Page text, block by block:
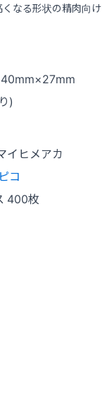
なる形状の精肉向け
)
イヒメアカ
コ
400枚